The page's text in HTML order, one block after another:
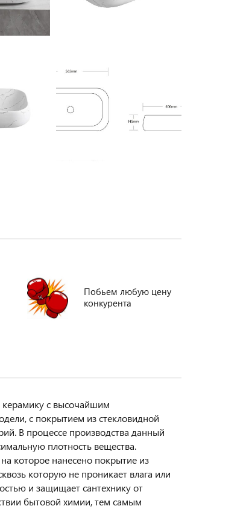
Побьем любую цену
конкурента
с высочайшим
с покрытием из стекловидной
В процессе производства данный
плотность вещества.
которое нанесено покрытие из
которую не проникает влага или
и защищает сантехнику от
бытовой химии, тем самым